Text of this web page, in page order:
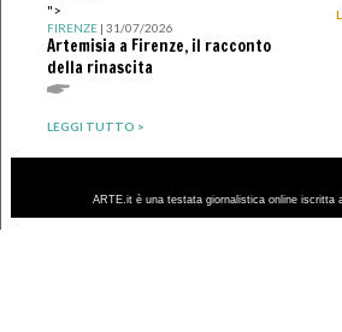
">
FIRENZE| 31/07/2026
Artemisia a Firenze, il racconto
della rinascita
LEGGI TUTTO >
ARTE.it è una testata giornalistica online iscritta